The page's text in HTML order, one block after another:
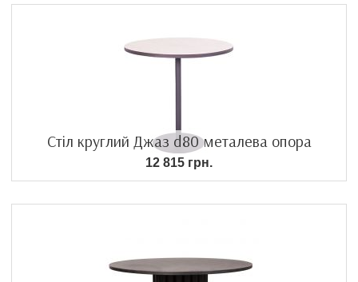
Стіл круглий Джаз d80 металева опора
12 815 грн.